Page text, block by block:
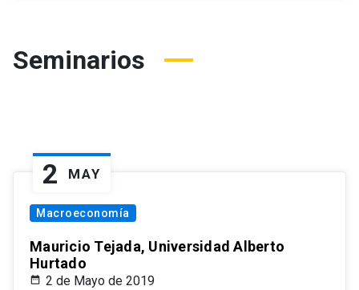
Seminarios
2 MAY
Macroeconomía
Mauricio Tejada, Universidad Alberto
Hurtado
2 de Mayo de 2019